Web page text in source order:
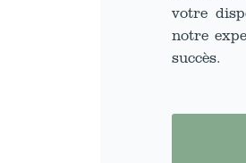
votre
notre
succès.